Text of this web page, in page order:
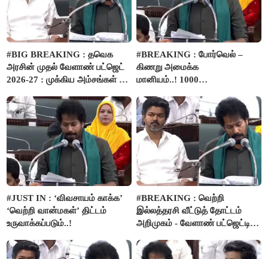
#BIG BREAKING : தவெக
அரசின் முதல் வேளாண் பட்ஜெட்
2026-27 : முக்கிய அம்சங்கள் ஓர்
#BREAKING : போர்வெல் –
கிணறு அமைக்க
மானியம்..! 1000
பம்புசெட் வழங்கப்படும்..!
#JUST IN : ‘விவசாயம் காக்க’
‘வெற்றி வான்மகள்’ திட்டம்
உருவாக்கப்படும்..!
#BREAKING : வெற்றி
இல்லத்தரசி வீட்டுத் தோட்டம்
அறிமுகம் - வேளாண் பட்ஜெட்டில்